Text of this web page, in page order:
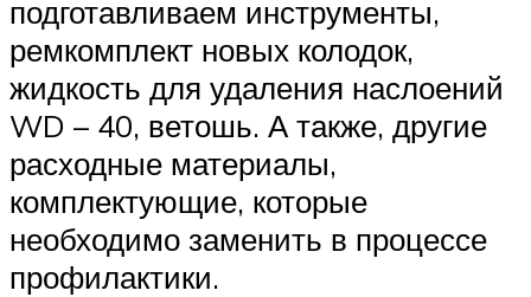
подготавливаем инструменты,
ремкомплект новых колодок,
жидкость для удаления наслоений
WD – 40, ветошь. А также, другие
расходные материалы,
комплектующие, которые
необходимо заменить в процессе
профилактики.